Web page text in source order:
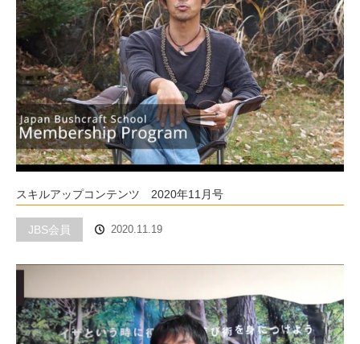
スキルアップコンテンツ 2020年11月号
JBS会員 2020.11.19